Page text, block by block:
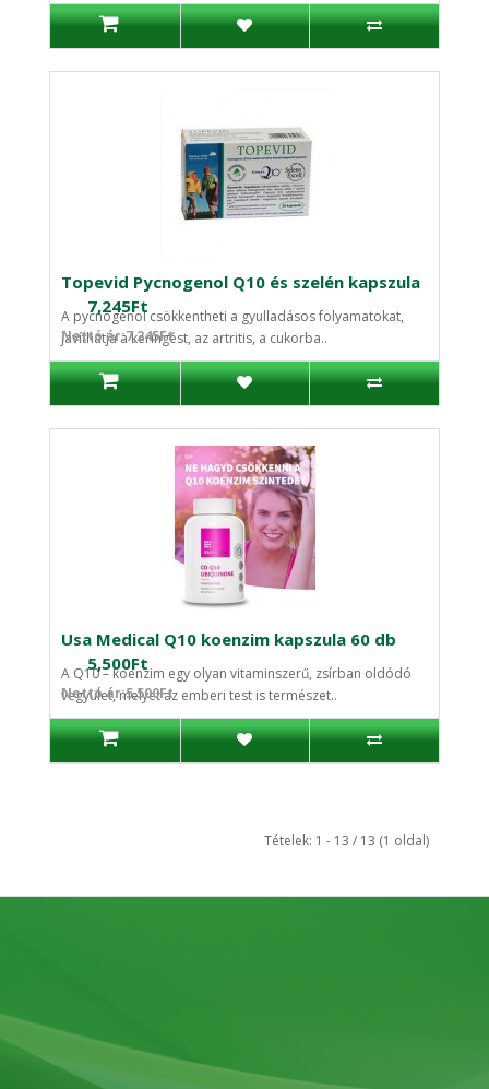
Topevid Pycnogenol Q10 és szelén kapszula
A pycnogenol csökkentheti a gyulladásos folyamatokat,
javíthatja a keringést, az artritis, a cukorba..
7,245Ft
Nettó ár:7,245Ft
Usa Medical Q10 koenzim kapszula 60 db
A Q10 – koenzim egy olyan vitaminszerű, zsírban oldódó
vegyület, melyet az emberi test is természet..
5,500Ft
Nettó ár:5,500Ft
Tételek: 1 - 13 / 13 (1 oldal)